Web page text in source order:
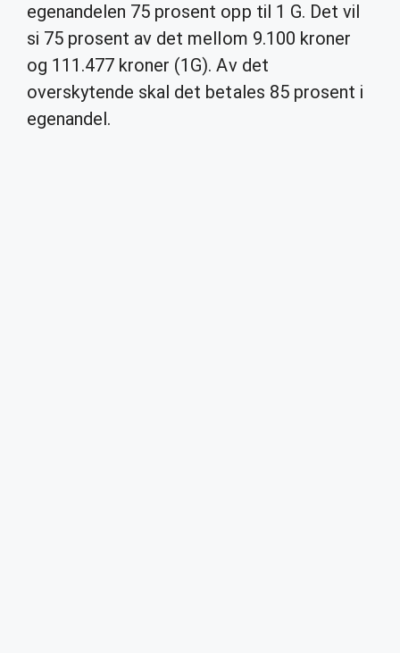
egenandelen 75 prosent opp til 1 G. Det vil
si 75 prosent av det mellom 9.100 kroner
og 111.477 kroner (1G). Av det
overskytende skal det betales 85 prosent i
egenandel.